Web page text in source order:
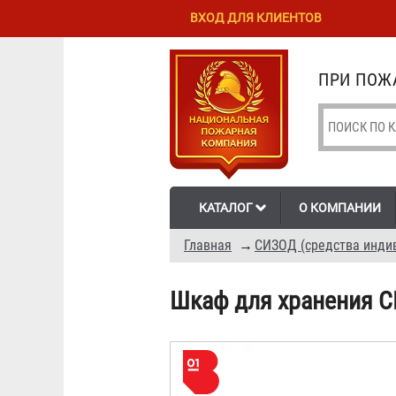
Перейти к
содержанию
Skip to
ПРИ
КАТАЛОГ О КОМПАНИИ
Главная → СИЗОД (средства
ВХОД ДЛЯ КЛИЕНТОВ
Шкаф для хранения